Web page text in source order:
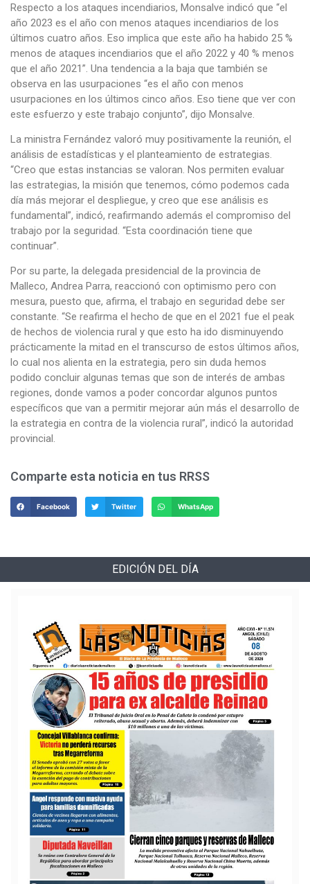
Respecto a los ataques incendiarios, Monsalve indicó que “el
año 2023 es el año con menos ataques incendiarios de los
últimos cuatro años. Eso implica que este año ha habido 25 %
menos de ataques incendiarios que el año 2022 y 40 % menos
que el año 2021”. Una tendencia a la baja que también se
observa en las usurpaciones “es el año con menos
usurpaciones en los últimos cinco años. Eso tiene que ver con
este esfuerzo y este trabajo conjunto”, dijo Monsalve.
La ministra Fernández valoró muy positivamente la reunión, el
análisis de estadísticas y el planteamiento de estrategias.
“Creo que estas instancias se valoran. Nos permiten evaluar
las estrategias, la misión que tenemos, cómo podemos cada
día más mejorar el despliegue, y creo que ese análisis es
fundamental”, indicó, reafirmando además el compromiso del
trabajo por la seguridad. “Esta coordinación tiene que
continuar”.
Por su parte, la delegada presidencial de la provincia de
Malleco, Andrea Parra, reaccionó con optimismo pero con
mesura, puesto que, afirma, el trabajo en seguridad debe ser
constante. “Se reafirma el hecho de que en el 2021 fue el peak
de hechos de violencia rural y que esto ha ido disminuyendo
prácticamente la mitad en el transcurso de estos últimos años,
lo cual nos alienta en la estrategia, pero sin duda hemos
podido concluir algunas temas que son de interés de ambas
regiones, donde vamos a poder concordar algunos puntos
específicos que van a permitir mejorar aún más el desarrollo de
la estrategia en contra de la violencia rural”, indicó la autoridad
provincial.
Comparte esta noticia en tus RRSS
Facebook Twitter WhatsApp
EDICIÓN DEL DÍA